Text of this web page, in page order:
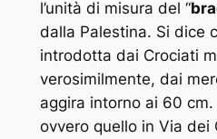
l’unità di misura del “
dalla Palestina. Si dice
introdotta dai Crociati
verosimilmente, dai
aggira intorno ai 60
ovvero quello in Via dei